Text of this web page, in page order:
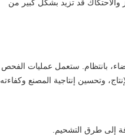
والاحتكاك قد تزيد بشكل كبير من
بانتظام. ستعمل عمليات الفحص
وتحسين إنتاجية المصنع وكفاءته.
إلى طرق التشحيم.